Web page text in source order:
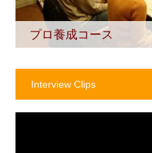
プロ養成コース
Interview Clips